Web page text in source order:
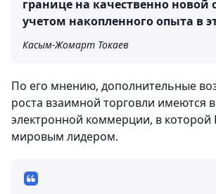
границе на качественно новой
учетом накопленного опыта в
Касым-Жомарт Токаев
По его мнению, дополнительные
роста взаимной торговли имеются
электронной коммерции, в которой
мировым лидером.